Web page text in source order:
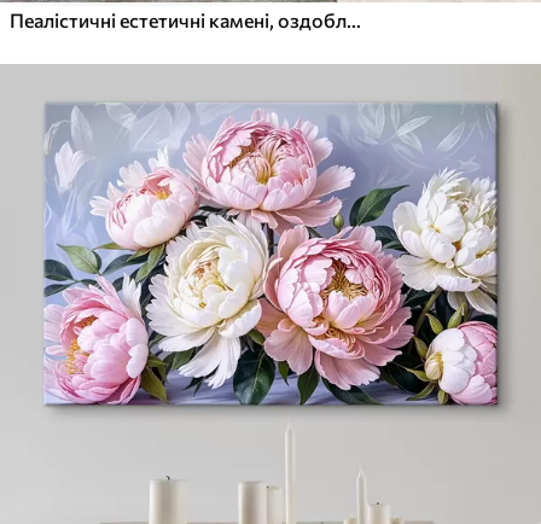
Пеалістичні естетичні камені, оздоблення будинку, природне освітлення